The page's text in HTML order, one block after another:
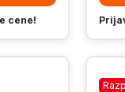
cene!